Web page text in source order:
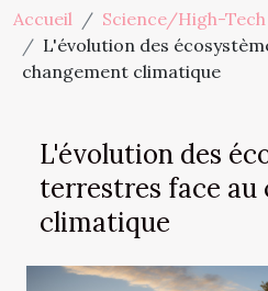
Accueil
Science/High-Tech
L'évolution des
changement climatique
L'évolution des
terrestres face au
climatique